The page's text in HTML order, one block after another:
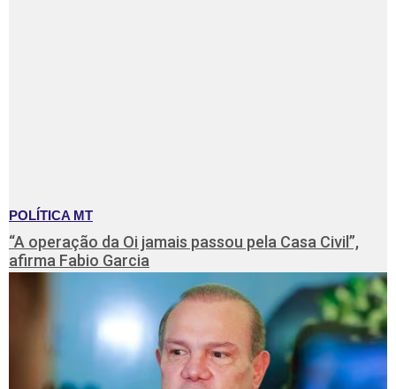
POLÍTICA MT
“A operação da Oi jamais passou pela Casa Civil”,
afirma Fabio Garcia